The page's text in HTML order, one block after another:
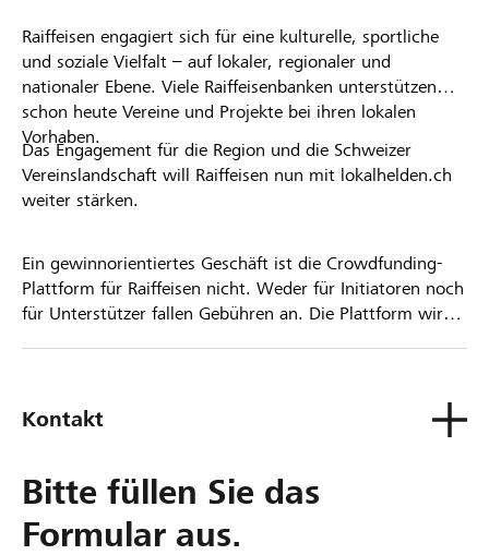
Raiffeisen engagiert sich für eine kulturelle, sportliche
und soziale Vielfalt – auf lokaler, regionaler und
nationaler Ebene. Viele Raiffeisenbanken unterstützen
schon heute Vereine und Projekte bei ihren lokalen
Vorhaben.
Das Engagement für die Region und die Schweizer
Vereinslandschaft will Raiffeisen nun mit lokalhelden.ch
weiter stärken.
Ein gewinnorientiertes Geschäft ist die Crowdfunding-
Plattform für Raiffeisen nicht. Weder für Initiatoren noch
für Unterstützer fallen Gebühren an. Die Plattform wird
Kontakt
Bitte füllen Sie das
Formular aus.